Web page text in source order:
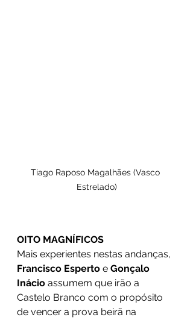
Tiago Raposo Magalhães (Vasco
Estrelado)
OITO MAGNÍFICOS
Mais experientes nestas andanças,
Francisco Esperto e Gonçalo
Inácio assumem que irão a
Castelo Branco com o propósito
de vencer a prova beirã na